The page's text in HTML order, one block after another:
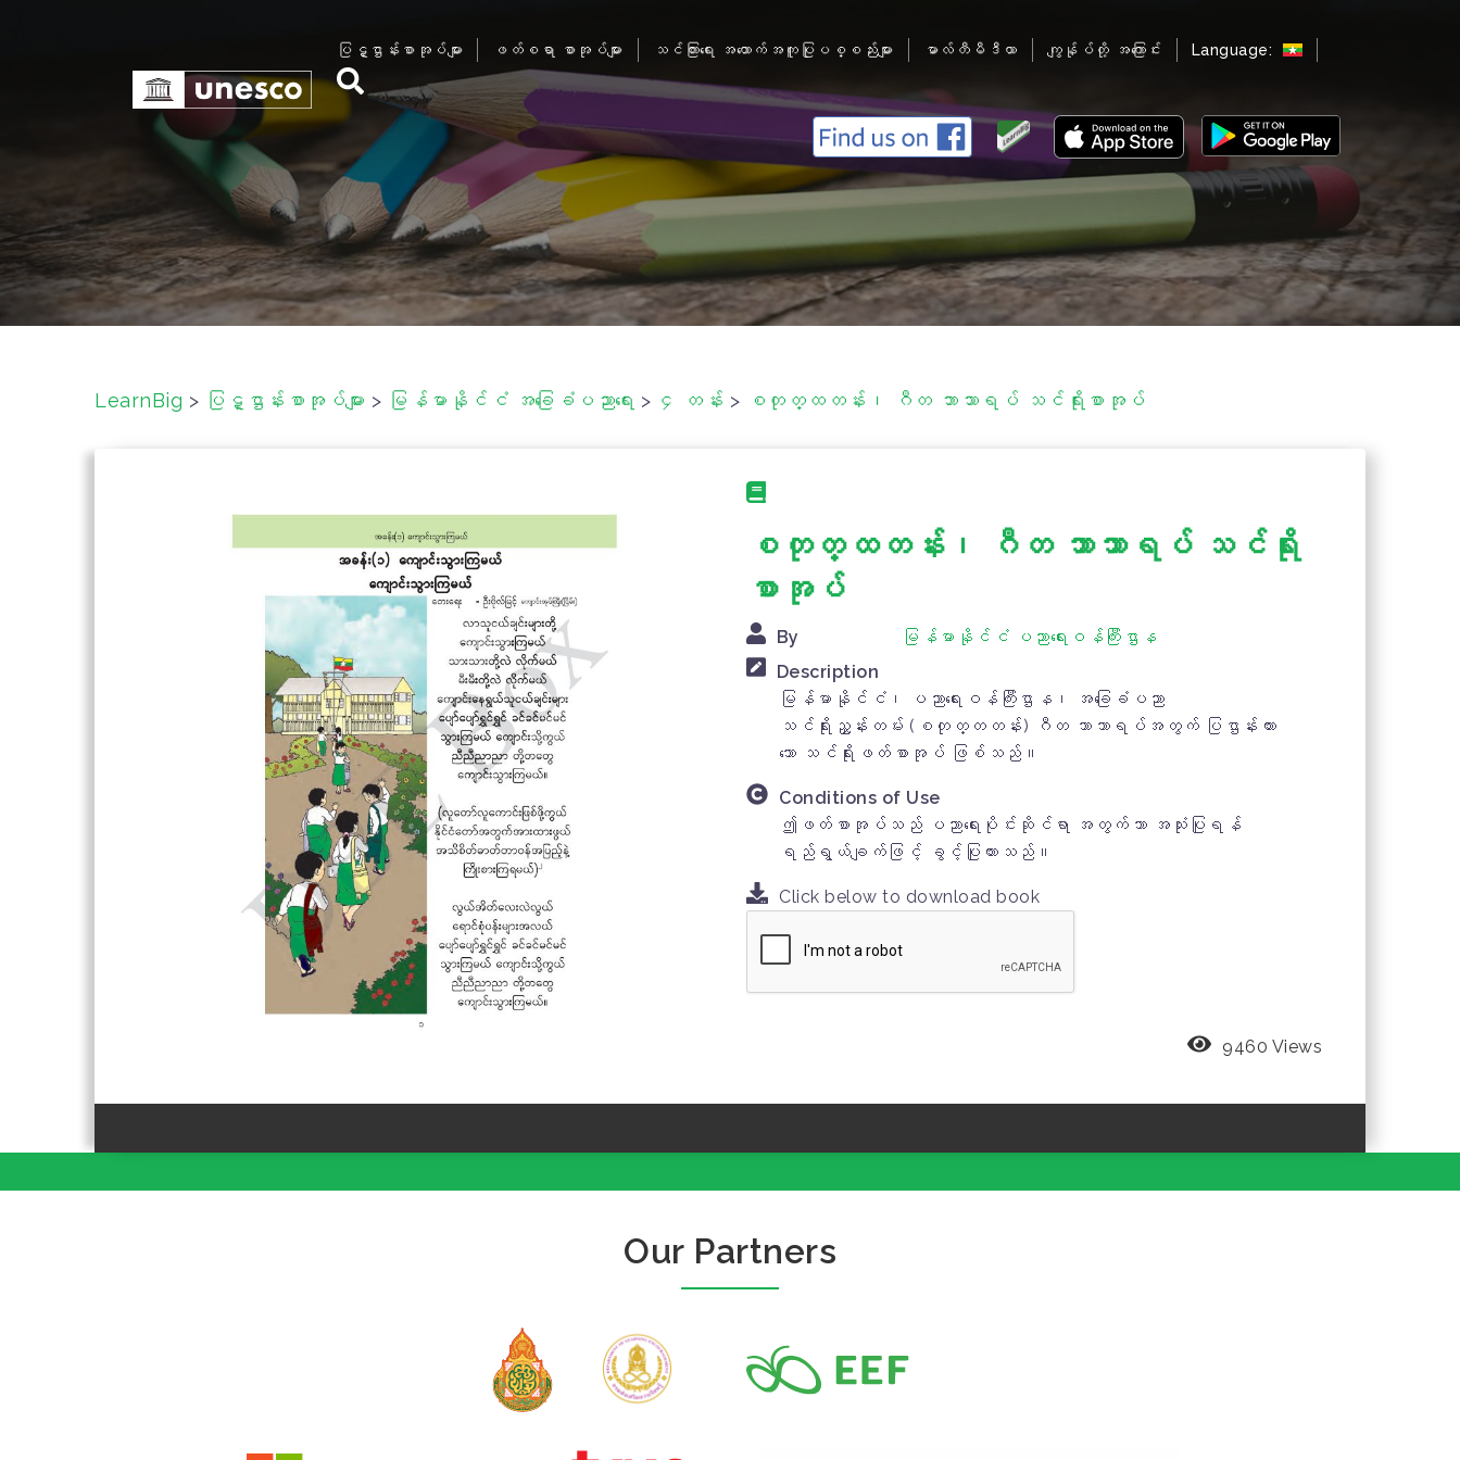
n
t
e
ပြဋ္ဌာန်းစာအုပ်များ ဖတ်စရာ စာအုပ်များ သင်ကြားရေး အထောက်အကူပြုပစ္စည်းများ မာလ်တီမီဒီယာ ကျွန်ုပ်တို့ အကြောင်း Language:
LearnBig > ပြဋ္ဌာန်းစာအုပ်များ > မြန်မာနိုင်ငံ အခြေခံပညာရေး > ၄ တန်း > စတုတ္ထတန်း၊ ဂီတ ဘာသာရပ် သင်ရိုးစာအုပ်
စတုတ္ထတန်း၊ ဂီတ ဘာသာရပ် သင်ရိုး
စာအုပ်
By
မြန်မာနိုင်ငံ ပညာရေးဝန်ကြီးဌာန
Description
မြန်မာနိုင်ငံ၊ ပညာရေးဝန်ကြီးဌာန၊ အခြေခံပညာ
သင်ရိုးညွှန်းတမ်း (စတုတ္တတန်း) ဂီတ ဘာသာရပ်အတွက် ပြဌာန်းထား
သော သင်ရိုးဖတ်စာအုပ် ဖြစ်သည်။
Conditions of Use
ဤဖတ်စာအုပ်သည် ပညာရေးပိုင်းဆိုင်ရာ အတွက်သာ အသုံးပြုရန်
ရည်ရွယ်ချက်ဖြင့် ခွင့်ပြုထားသည်။
Click below to download book
9460 Views
Our Partners